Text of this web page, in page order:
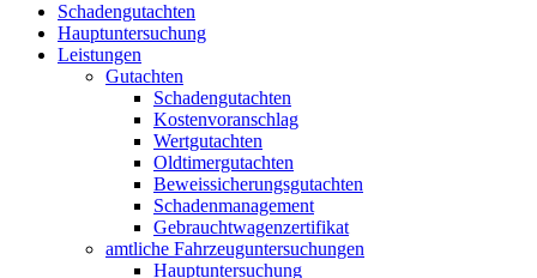
Schadengutachten
Hauptuntersuchung
Leistungen
Gutachten
Schadengutachten
Kostenvoranschlag
Wertgutachten
Oldtimergutachten
Beweissicherungsgutachten
Schadenmanagement
Gebrauchtwagenzertifikat
amtliche Fahrzeuguntersuchungen
Hauptuntersuchung